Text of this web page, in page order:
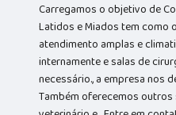
Carregamos o objetivo de
Latidos e Miados tem
atendimento amplas e
internamente e salas de
necessário., a empresa nos
Também oferecemos